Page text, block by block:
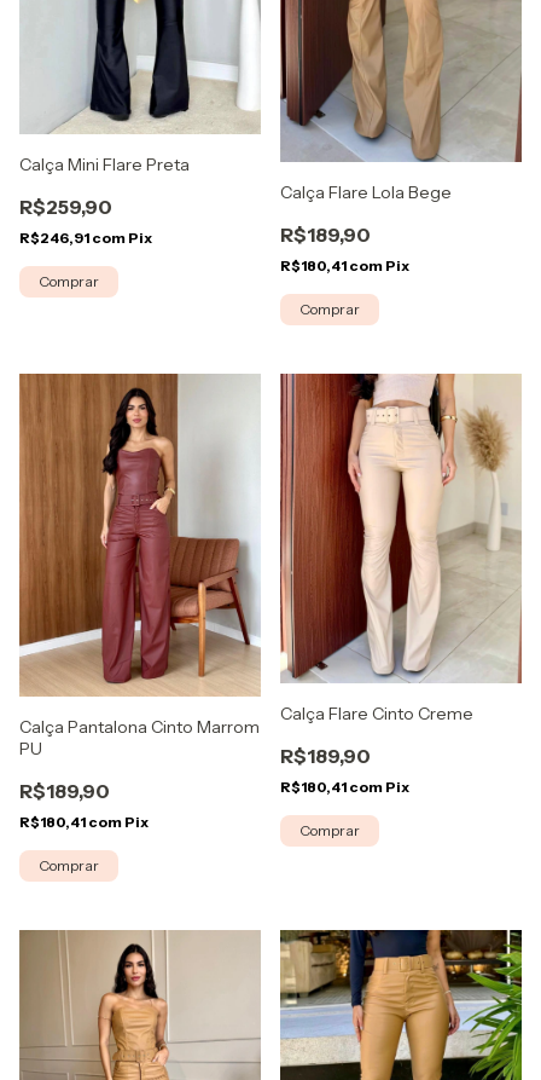
Calça Mini Flare Preta
R$259,90
R$246,91 com Pix
Comprar
Calça Flare Lola Bege
R$189,90
R$180,41 com Pix
Comprar
Calça Pantalona Cinto Marrom
PU
R$189,90
R$180,41 com Pix
Comprar
Calça Flare Cinto Creme
R$189,90
R$180,41 com Pix
Comprar